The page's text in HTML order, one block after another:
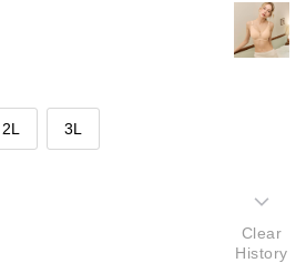
2L 3L
Clear
History